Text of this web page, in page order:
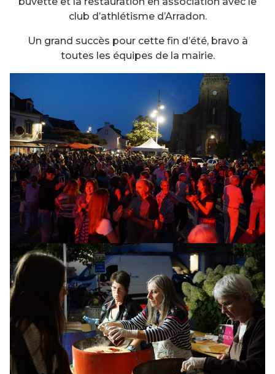
club d’athlétisme d’Arradon.
Un grand succès pour cette fin d’été, bravo à
toutes les équipes de la mairie.